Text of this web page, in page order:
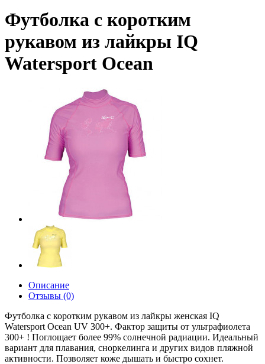
Футболка с коротким
рукавом из лайкры IQ
Watersport Ocean
Описание
Отзывы (0)
Футболка с коротким рукавом из лайкры женская IQ
Watersport Ocean UV 300+. Фактор защиты от ультрафиолета
300+ ! Поглощает более 99% солнечной радиации. Идеальный
вариант для плавания, сноркелинга и других видов пляжной
активности. Позволяет коже дышать и быстро сохнет.